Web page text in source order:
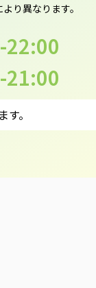
り異なります。
22:00
21:00
。